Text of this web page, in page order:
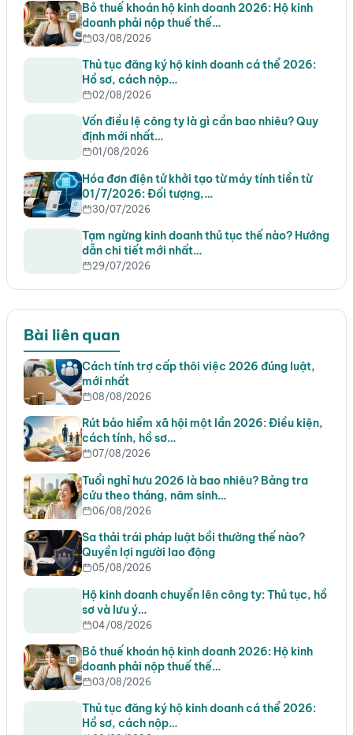
Bỏ thuế khoán hộ kinh doanh 2026: Hộ kinh
doanh phải nộp thuế thế…
03/08/2026
Thủ tục đăng ký hộ kinh doanh cá thể 2026:
Hồ sơ, cách nộp…
02/08/2026
Vốn điều lệ công ty là gì cần bao nhiêu? Quy
định mới nhất…
01/08/2026
Hóa đơn điện tử khởi tạo từ máy tính tiền từ
01/7/2026: Đối tượng,…
30/07/2026
Tạm ngừng kinh doanh thủ tục thế nào? Hướng
dẫn chi tiết mới nhất…
29/07/2026
Bài liên quan
Cách tính trợ cấp thôi việc 2026 đúng luật,
mới nhất
08/08/2026
Rút bảo hiểm xã hội một lần 2026: Điều kiện,
cách tính, hồ sơ…
07/08/2026
Tuổi nghỉ hưu 2026 là bao nhiêu? Bảng tra
cứu theo tháng, năm sinh…
06/08/2026
Sa thải trái pháp luật bồi thường thế nào?
Quyền lợi người lao động
05/08/2026
Hộ kinh doanh chuyển lên công ty: Thủ tục, hồ
sơ và lưu ý…
04/08/2026
Bỏ thuế khoán hộ kinh doanh 2026: Hộ kinh
doanh phải nộp thuế thế…
03/08/2026
Thủ tục đăng ký hộ kinh doanh cá thể 2026:
Hồ sơ, cách nộp…